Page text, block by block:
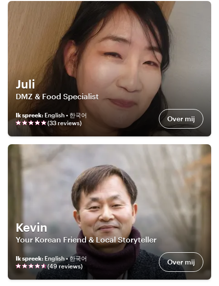
Juli
DMZ & Food Specialist
Ik spreek: English • 한국어
(33reviews) Over mij
Kevin
Your Korean Friend & Local Storyteller
Ik spreek: English • 한국어
(49reviews) Over mij